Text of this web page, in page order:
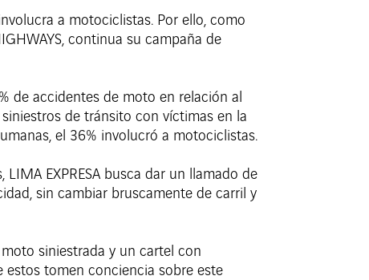
a motociclistas. Por ello, como
continua su campaña de
de accidentes de moto en relación al
de tránsito con víctimas en la
el 36% involucró a motociclistas.
EXPRESA busca dar un llamado de
sin cambiar bruscamente de carril y
siniestrada y un cartel con
estos tomen conciencia sobre este